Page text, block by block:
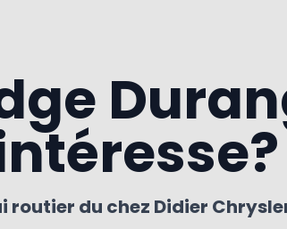
routier du chez Didier